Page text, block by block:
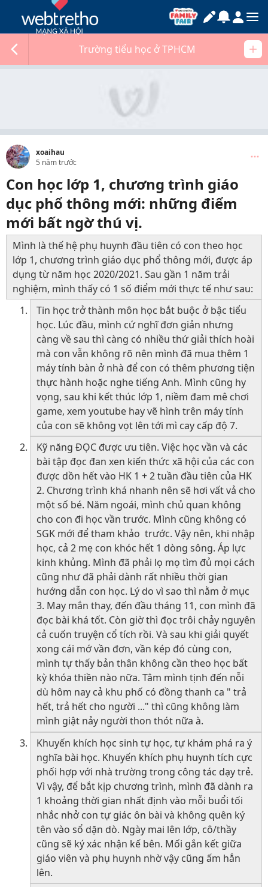
Trường tiểu học ở TPHCM
xoaihau
5 năm trước
Con học lớp 1, chương trình giáo
dục phổ thông mới: những điểm
mới bất ngờ thú vị.
Mình là thế hệ phụ huynh đầu tiên có con theo học
lớp 1, chương trình giáo dục phổ thông mới, được áp
dụng từ năm học 2020/2021. Sau gần 1 năm trải
nghiệm, mình thấy có 1 số điểm mới thực tế như sau:
Tin học trở thành môn học bắt buộc ở bậc tiểu
học. Lúc đầu, mình cứ nghĩ đơn giản nhưng
càng về sau thì càng có nhiều thứ giải thích hoài
mà con vẫn không rõ nên mình đã mua thêm 1
máy tính bàn ở nhà để con có thêm phương tiện
thực hành hoặc nghe tiếng Anh. Mình cũng hy
vọng, sau khi kết thúc lớp 1, niềm đam mê chơi
game, xem youtube hay vẽ hình trên máy tính
của con sẽ không vọt lên tới mì cay cấp độ 7.
Kỹ năng ĐỌC được ưu tiên. Việc học vần và các
bài tập đọc đan xen kiến thức xã hội của các con
được dồn hết vào HK 1 + 2 tuần đầu tiên của HK
2. Chương trình khá nhanh nên sẽ hơi vất vả cho
một số bé. Năm ngoái, mình chủ quan không
cho con đi học vần trước. Mình cũng không có
SGK mới để tham khảo trước. Vậy nên, khi nhập
học, cả 2 mẹ con khóc hết 1 dòng sông. Áp lực
kinh khủng. Mình đã phải lọ mọ tìm đủ mọi cách
cũng như đã phải dành rất nhiều thời gian
hướng dẫn con học. Lý do vì sao thì nằm ở mục
3. May mắn thay, đến đầu tháng 11, con mình đã
đọc bài khá tốt. Còn giờ thì đọc trôi chảy nguyên
cả cuốn truyện cổ tích rồi. Và sau khi giải quyết
xong cái mớ vần đơn, vần kép đó cùng con,
mình tự thấy bản thân không cần theo học bất
kỳ khóa thiền nào nữa. Tâm mình tịnh đến nỗi
dù hôm nay cả khu phố có đồng thanh ca " trả
hết, trả hết cho người ..." thì cũng không làm
mình giật nảy người thon thót nữa à.
Khuyến khích học sinh tự học, tự khám phá ra ý
nghĩa bài học. Khuyến khích phụ huynh tích cực
phối hợp với nhà trường trong công tác dạy trẻ.
Vì vậy, để bắt kịp chương trình, mình đã dành ra
1 khoảng thời gian nhất định vào mỗi buổi tối
nhắc nhở con tự giác ôn bài và không quên ký
tên vào sổ dặn dò. Ngày mai lên lớp, cô/thầy
cũng sẽ ký xác nhận kế bên. Mối gắn kết giữa
giáo viên và phụ huynh nhờ vậy cũng ấm hẳn
lên.